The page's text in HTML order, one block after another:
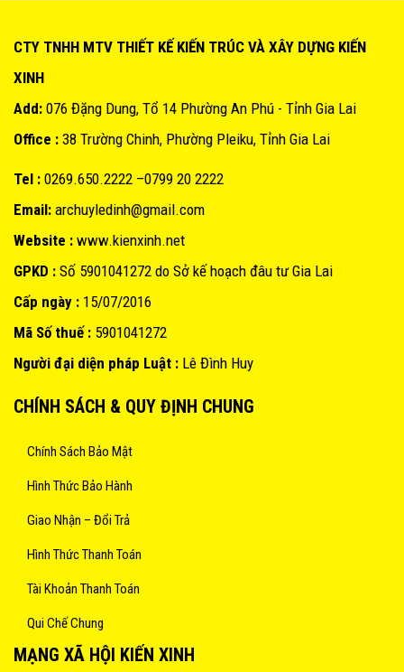
CTY TNHH MTV THIẾT KẾ KIẾN TRÚC VÀ XÂY DỰNG KIẾN
XINH
Add: 076 Đặng Dung, Tổ 14 Phường An Phú - Tỉnh Gia Lai
Office : 38 Trường Chinh, Phường Pleiku, Tỉnh Gia Lai
Tel : 0269.650.2222 –0799 20 2222
Email: archuyledinh@gmail.com
Website : www.kienxinh.net
GPKD : Số 5901041272 do Sở kế hoạch đâu tư Gia Lai
Cấp ngày : 15/07/2016
Mã Số thuế : 5901041272
Người đại diện pháp Luật : Lê Đình Huy
CHÍNH SÁCH & QUY ĐỊNH CHUNG
Chính Sách Bảo Mật
Hình Thức Bảo Hành
Giao Nhận – Đổi Trả
Hình Thức Thanh Toán
Tài Khoản Thanh Toán
Qui Chế Chung
MẠNG XÃ HỘI KIẾN XINH